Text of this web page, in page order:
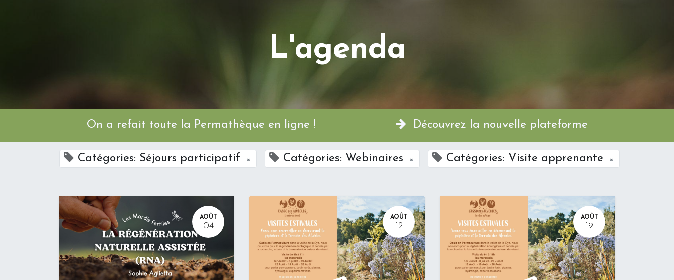
L'agenda
On a refait toute la Permathèque en ligne ! Découvrez la nouvelle plateforme
Catégories: Séjours participatif × Catégories: Webinaires × Catégories: Visite apprenante ×
AOÛT
04
AOÛT
12
AOÛT
19